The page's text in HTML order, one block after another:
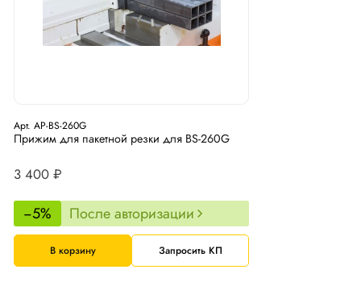
Арт. AP-BS-260G
Прижим для пакетной резки для BS-260G
3 400 ₽
−5% После авторизации
В корзину Запросить КП